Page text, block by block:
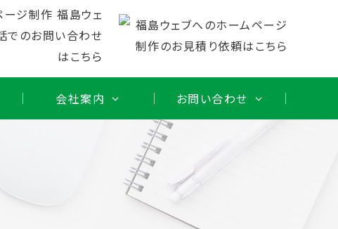
会社案内 お問い合わせ